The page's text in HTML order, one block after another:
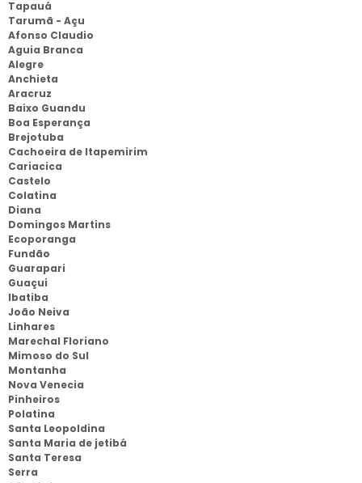
Tapauá
Tarumã - Açu
Afonso Claudio
Aguia Branca
Alegre
Anchieta
Aracruz
Baixo Guandu
Boa Esperança
Brejotuba
Cachoeira de Itapemirim
Cariacica
Castelo
Colatina
Diana
Domingos Martins
Ecoporanga
Fundão
Guarapari
Guaçui
Ibatiba
João Neiva
Linhares
Marechal Floriano
Mimoso do Sul
Montanha
Nova Venecia
Pinheiros
Polatina
Santa Leopoldina
Santa Maria de jetibá
Santa Teresa
Serra